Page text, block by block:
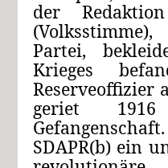
der
Partei,
Krieges
Reserveoffizier
geriet
SDAPR(b) ein